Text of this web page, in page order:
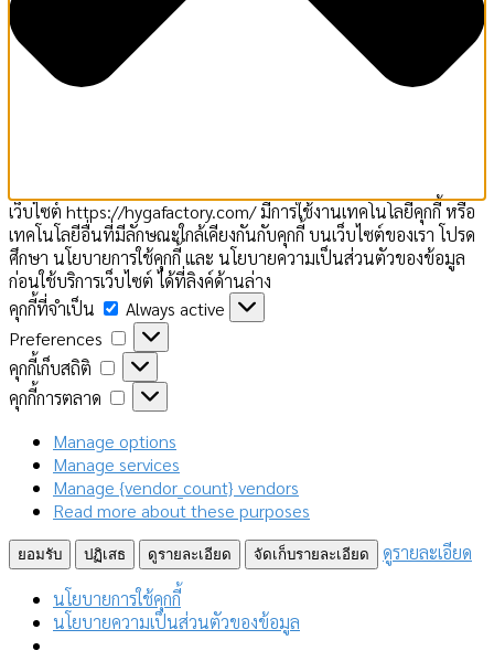
เว็บไซต์ https://hygafactory.com/ มีการใช้งานเทคโนโลยีคุกกี้ หรือ
เทคโนโลยีอื่นที่มีลักษณะใกล้เคียงกันกับคุกกี้ บนเว็บไซต์ของเรา โปรด
ศึกษา นโยบายการใช้คุกกี้ และ นโยบายความเป็นส่วนตัวของข้อมูล
ก่อนใช้บริการเว็บไซต์ ได้ที่ลิงค์ด้านล่าง
คุกกี้ที่จำเป็น
คุกกี้
ที่
จำเป็น
Always active
Preferences
Preferences
คุกกี้เก็บสถิติ
คุกกี้
เก็บ
สถิติ
คุกกี้การตลาด
คุกกี้
การ
ตลาด
Manage options
Manage services
Manage {vendor_count} vendors
Read more about these purposes
ยอมรับ ปฏิเสธ ดูรายละเอียด จัดเก็บรายละเอียด
ดูรายละเอียด
นโยบายการใช้คุกกี้
นโยบายความเป็นส่วนตัวของข้อมูล